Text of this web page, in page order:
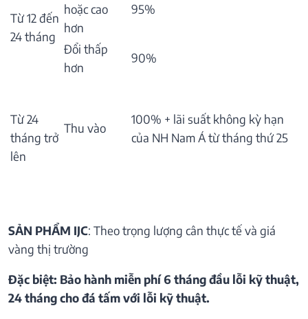
Từ 12 đến
24 tháng
hoặc cao
hơn
95%
Đổi thấp
hơn
90%
Từ 24
tháng trở
lên
Thu vào
100% + lãi suất không kỳ hạn
của NH Nam Á từ tháng thứ 25
SẢN PHẨM IJC: Theo trọng lượng cân thực tế và giá
vàng thị trường
Đặc biệt: Bảo hành miễn phí 6 tháng đầu lỗi kỹ thuật,
24 tháng cho đá tấm với lỗi kỹ thuật.